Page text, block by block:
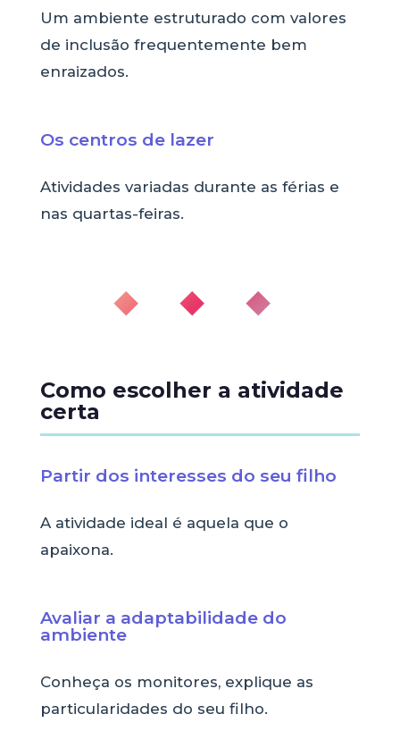
Um ambiente estruturado com valores
de inclusão frequentemente bem
enraizados.
Os centros de lazer
Atividades variadas durante as férias e
nas quartas-feiras.
◆ ◆ ◆
Como escolher a atividade
certa
Partir dos interesses do seu filho
A atividade ideal é aquela que o
apaixona.
Avaliar a adaptabilidade do
ambiente
Conheça os monitores, explique as
particularidades do seu filho.